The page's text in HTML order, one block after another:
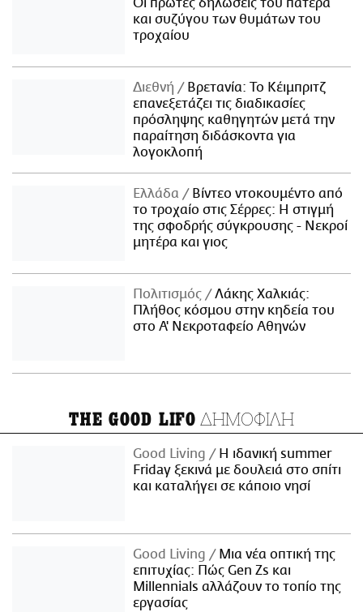
Οι πρώτες δηλώσεις του πατέρα
και συζύγου των θυμάτων του
τροχαίου
Διεθνή
Βρετανία: Το Κέιμπριτζ
επανεξετάζει τις διαδικασίες
πρόσληψης καθηγητών μετά την
παραίτηση διδάσκοντα για
λογοκλοπή
Ελλάδα
Βίντεο ντοκουμέντο από
το τροχαίο στις Σέρρες: Η στιγμή
της σφοδρής σύγκρουσης - Νεκροί
μητέρα και γιος
Πολιτισμός
Λάκης Χαλκιάς:
Πλήθος κόσμου στην κηδεία του
στο Α' Νεκροταφείο Αθηνών
THE GOOD LIFO ΔΗΜΟΦΙΛΗ
Good Living
Η ιδανική summer
Friday ξεκινά με δουλειά στο σπίτι
και καταλήγει σε κάποιο νησί
Good Living
Μια νέα οπτική της
επιτυχίας: Πώς Gen Zs και
Millennials αλλάζουν το τοπίο της
εργασίας